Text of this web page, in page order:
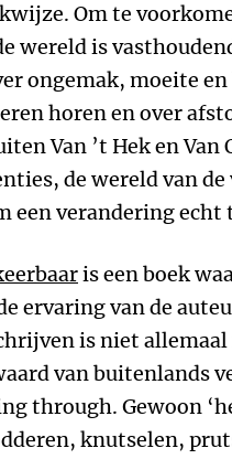
Om te
wereld is
ongemak, moeite
horen en over
Van ’t Hek en Van
de wereld van
een verandering echt
is een boek
ervaring van de
is niet
van buitenlands
through. Gewoon
knutselen,